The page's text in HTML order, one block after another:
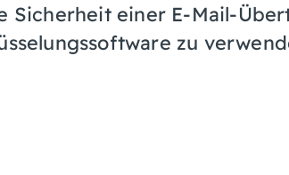
Sicherheit einer E-Mail-
zu